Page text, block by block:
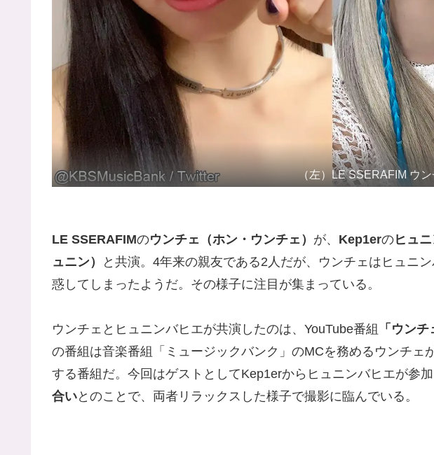
（左）LE SSERAFIM ウ
LE SSERAFIMのウンチェ（ホン・ウンチェ） が、 Kep1erのヒュ
ュニン）
と共演。4年来の親友である2人だが、ウンチェはヒュニ
惑してしまったようだ。その様子に注目が集まっている。
ウンチェとヒュニンバヒエが共演したのは、YouTube番組 「ウン
の番組は音楽番組「ミュージックバンク」のMCを務めるウンチェ
する番組だ。今回はゲストとしてKep1erからヒュニンバヒエが参
合いとのことで、両者リラックスした様子で撮影に臨んでいる。